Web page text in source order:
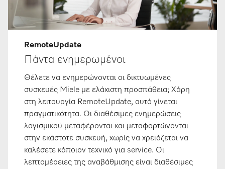
RemoteUpdate
Πάντα ενημερωμένοι
Θέλετε να ενημερώνονται οι δικτυωμένες
συσκευές Miele με ελάχιστη προσπάθεια; Χάρη
στη λειτουργία RemoteUpdate, αυτό γίνεται
πραγματικότητα. Οι διαθέσιμες ενημερώσεις
λογισμικού μεταφέρονται και μεταφορτώνονται
στην εκάστοτε συσκευή, χωρίς να χρειάζεται να
καλέσετε κάποιον τεχνικό για service. Οι
λεπτομέρειες της αναβάθμισης είναι διαθέσιμες